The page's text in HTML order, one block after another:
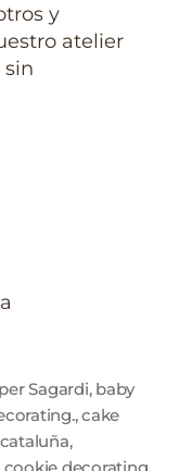
y
atelier
sin
Sagardi, baby
,cake
cataluña,
cookie decorating,